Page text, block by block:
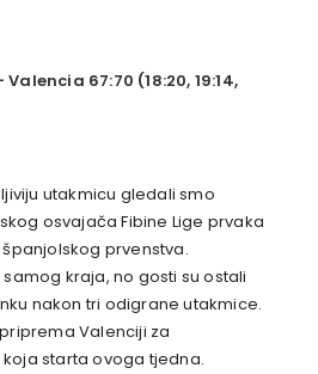
67:70 (18:20, 19:14,
utakmicu gledali smo
osvajača Fibine Lige prvaka
prvenstva.
kraja, no gosti su ostali
nakon tri odigrane utakmice.
Valenciji za
starta ovoga tjedna.